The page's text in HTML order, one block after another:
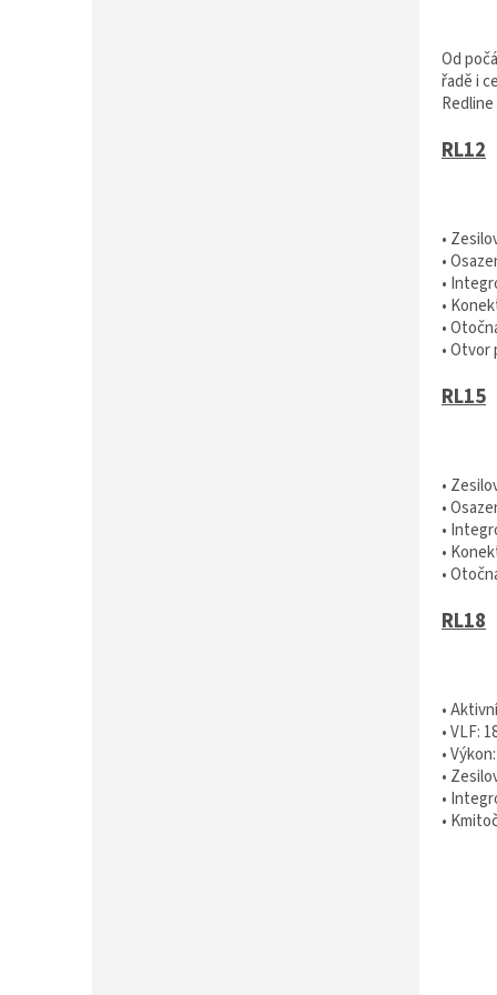
Od
řadě i
RL12
•
•
•
•
•
•
RL15
•
•
•
•
•
RL18
•
• VLF:
•
•
•
•